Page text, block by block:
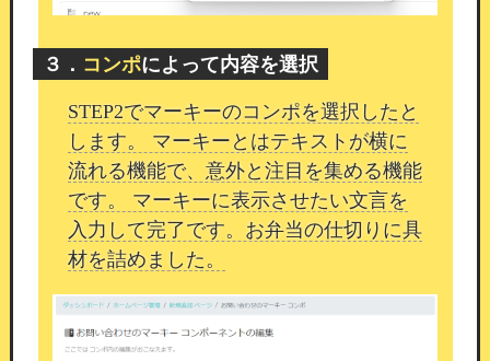
シンプルWPを使ったブログ運営
シンプルWPコンポーネントとは
できるコンポーネントです。 ブログ、自社メディ
ア、SEO記事、スタッフのブログ型ページ運用な
３． コンポによって内容を選択
STEP2でマーキーのコンポを選択したと
します。 マーキーとはテキストが横に
流れる機能で、意外と注目を集める機能
です。 マーキーに表示させたい文言を
入力して完了です。お弁当の仕切りに具
材を詰めました。